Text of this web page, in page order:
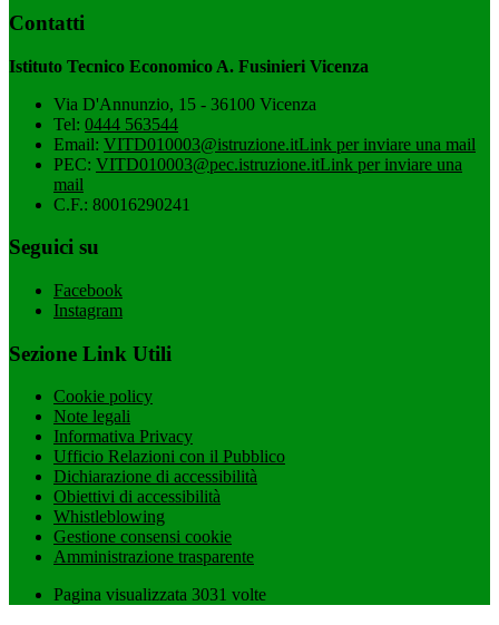
Contatti
Istituto Tecnico Economico A. Fusinieri Vicenza
Via D'Annunzio, 15 - 36100 Vicenza
Tel: 0444 563544
Email: VITD010003@istruzione.itLink per inviare una mail
PEC: VITD010003@pec.istruzione.itLink per inviare una
mail
C.F.: 80016290241
Seguici su
Facebook
Instagram
Sezione Link Utili
Cookie policy
Note legali
Informativa Privacy
Ufficio Relazioni con il Pubblico
Dichiarazione di accessibilità
Obiettivi di accessibilità
Whistleblowing
Gestione consensi cookie
Amministrazione trasparente
Pagina visualizzata 3031 volte